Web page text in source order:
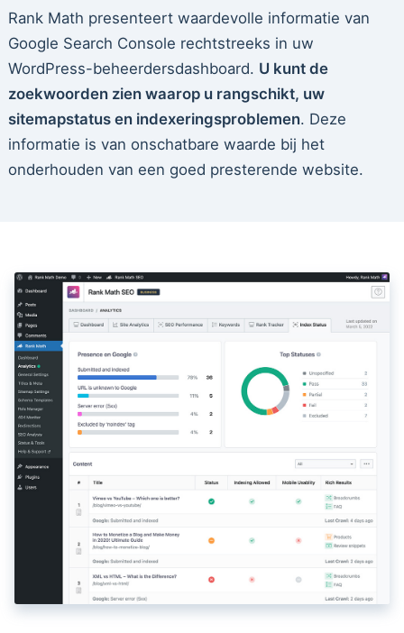
Rank Math presenteert waardevolle informatie van
Google Search Console rechtstreeks in uw
WordPress-beheerdersdashboard. U kunt de
zoekwoorden zien waarop u rangschikt, uw
sitemapstatus en indexeringsproblemen. Deze
informatie is van onschatbare waarde bij het
onderhouden van een goed presterende website.